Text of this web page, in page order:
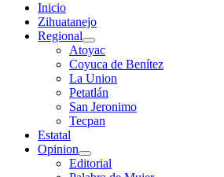
Inicio
Zihuatanejo
Regional
Atoyac
Coyuca de Benítez
La Union
Petatlán
San Jeronimo
Tecpan
Estatal
Opinion
Editorial